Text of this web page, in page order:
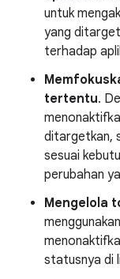
untuk
yang
terhadap
tertentu.
ditargetkan,
sesuai
perubahan
Mengelola
statusnya di